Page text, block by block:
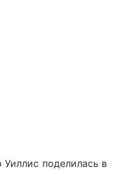
поделилась в